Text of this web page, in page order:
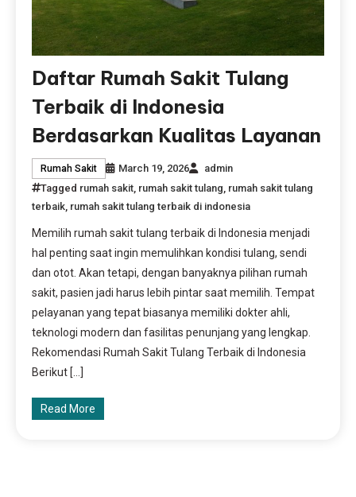
Daftar Rumah Sakit Tulang
Terbaik di Indonesia
Berdasarkan Kualitas Layanan
Rumah Sakit March 19, 2026
admin
Tagged rumah sakit, rumah sakit tulang, rumah sakit tulang
terbaik, rumah sakit tulang terbaik di indonesia
Memilih rumah sakit tulang terbaik di Indonesia menjadi
hal penting saat ingin memulihkan kondisi tulang, sendi
dan otot. Akan tetapi, dengan banyaknya pilihan rumah
sakit, pasien jadi harus lebih pintar saat memilih. Tempat
pelayanan yang tepat biasanya memiliki dokter ahli,
teknologi modern dan fasilitas penunjang yang lengkap.
Rekomendasi Rumah Sakit Tulang Terbaik di Indonesia
Berikut […]
Read More